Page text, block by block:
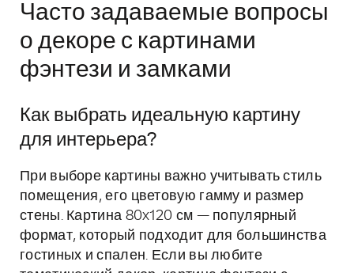
Часто задаваемые вопросы
о декоре с картинами
фэнтези и замками
Как выбрать идеальную картину
для интерьера?
При выборе картины важно учитывать стиль
помещения, его цветовую гамму и размер
стены. Картина 80x120 см — популярный
формат, который подходит для большинства
гостиных и спален. Если вы любите